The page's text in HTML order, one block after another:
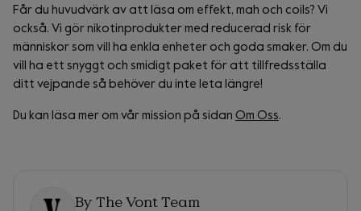
Får du huvudvärk av att läsa om effekt, mah och coils? Vi
också. Vi gör nikotinprodukter med reducerad risk för
människor som vill ha enkla enheter och goda smaker. Om du
vill ha ett snyggt och smidigt paket för att tillfredsställa
ditt vejpande så behöver du inte leta längre!
Du kan läsa mer om vår mission på sidan Om Oss.
By The Vont Team